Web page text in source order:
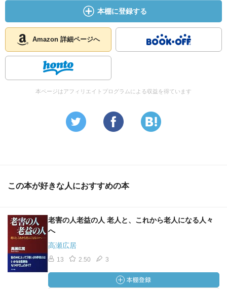
二足歩行となり、前足が手として自由を得た代償として、
人類は難産という宿命を背負った。歩行しやすいように骨
盤がコンパクト化し、産道を拡げにくくなった。その結
果、出産は命がけの一大事となり、経験のあるおばあちゃ
んの力を借りることが欠かせなくなった。さらに、一度に
多くの子を産むのが難しくなり、次の妊娠ができない授乳
期を早く終わらせ、出産間隔を短くして多産しないといけ
同保育が非常に重要となってきた。多の動物が数年ある授
乳期が終わると、普通の食事をするのと違い、人間だけが1
いう集団の両方に所属することになる。類人猿もサルも、
を貸す。そこに、相手の気持ちをおもんぱかる「共感力」
があるからだという。
人間社会だけにある「離乳期」「思春期」「老年期」。こ
れが形成された根源である二足歩行。なるほどと思える理
論だった。そのまま、ずるずると引き込まれる一冊。
本棚に登録する
Amazon 詳細ページへ
本ページはアフィリエイトプログラムによる収益を得ています
この本が好きな人におすすめの本
老害の人老益の人 老人と、これから老人になる人々
へ
高瀬広居
13 2.50 3